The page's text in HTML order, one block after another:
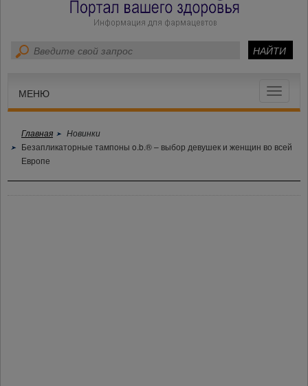
Toggle
МЕНЮ
Главная
Новинки
Безапликаторные тампоны o.b.® – выбор девушек и женщин во всей
Европе